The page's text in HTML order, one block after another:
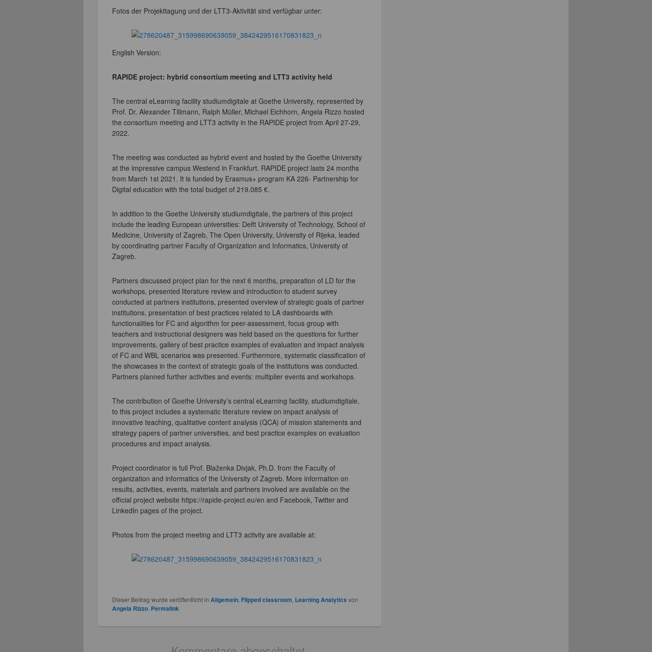
Fotos der Projekttagung und der LTT3-Aktivität sind verfügbar unter:
English Version:
RAPIDE project: hybrid consortium meeting and LTT3 activity held
The central eLearning facility studiumdigitale at Goethe University, represented by
Prof. Dr. Alexander Tillmann, Ralph Müller, Michael Eichhorn, Angela Rizzo hosted
the consortium meeting and LTT3 activity in the RAPIDE project from April 27-29,
2022.
The meeting was conducted as hybrid event and hosted by the Goethe University
at the impressive campus Westend in Frankfurt. RAPIDE project lasts 24 months
from March 1st 2021. It is funded by Erasmus+ program KA 226- Partnership for
Digital education with the total budget of 219.085 €.
In addition to the Goethe University studiumdigitale, the partners of this project
include the leading European universities: Delft University of Technology, School of
Medicine, University of Zagreb, The Open University, University of Rijeka, leaded
by coordinating partner Faculty of Organization and Informatics, University of
Zagreb.
Partners discussed project plan for the next 6 months, preparation of LD for the
workshops, presented literature review and introduction to student survey
conducted at partners institutions, presented overview of strategic goals of partner
institutions, presentation of best practices related to LA dashboards with
functionalities for FC and algorithm for peer-assessment, focus group with
teachers and instructional designers was held based on the questions for further
improvements, gallery of best practice examples of evaluation and impact analysis
of FC and WBL scenarios was presented. Furthermore, systematic classification of
the showcases in the context of strategic goals of the institutions was conducted.
Partners planned further activities and events: multiplier events and workshops.
The contribution of Goethe University’s central eLearning facility, studiumdigitale,
to this project includes a systematic literature review on impact analysis of
innovative teaching, qualitative content analysis (QCA) of mission statements and
strategy papers of partner universities, and best practice examples on evaluation
procedures and impact analysis.
Project coordinator is full Prof. Blaženka Divjak, Ph.D. from the Faculty of
organization and informatics of the University of Zagreb. More information on
results, activities, events, materials and partners involved are available on the
official project website https://rapide-project.eu/en and Facebook, Twitter and
LinkedIn pages of the project.
Photos from the project meeting and LTT3 activity are available at:
Dieser Beitrag wurde veröffentlicht inAllgemein Flipped classroom Learning Analytics von
Angela Rizzo Permalink